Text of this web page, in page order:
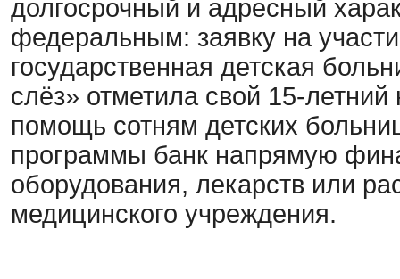
долгосрочный и адресный
федеральным: заявку на
государственная детская
слёз» отметила свой 15-
помощь сотням детских
программы банк напрямую
оборудования, лекарств или
медицинского учреждения.